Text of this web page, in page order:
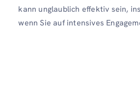
kann unglaublich effektiv sein,
wenn Sie auf intensives